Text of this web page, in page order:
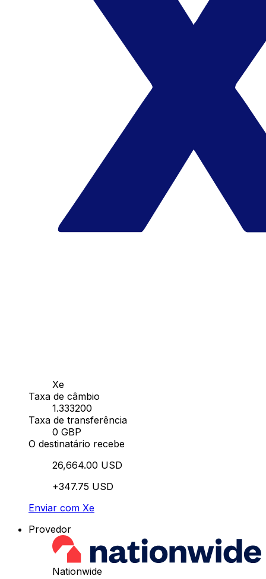
Xe
Taxa de câmbio
1.333200
Taxa de transferência
0 GBP
O destinatário recebe
26,664.00 USD
+347.75 USD
Enviar com Xe
Provedor
Nationwide